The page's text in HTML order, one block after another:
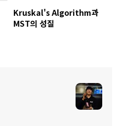
Kruskal's Algorithm과
MST의 성질